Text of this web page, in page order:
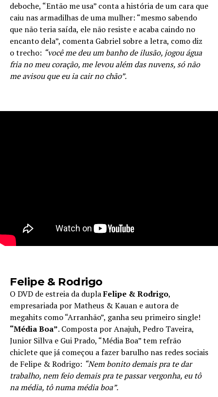
deboche, “Então me usa” conta a história de um cara que
caiu nas armadilhas de uma mulher: “mesmo sabendo
que não teria saída, ele não resiste e acaba caindo no
encanto dela”, comenta Gabriel sobre a letra, como diz
o trecho: “você me deu um banho de ilusão, jogou água
fria no meu coração, me levou além das nuvens, só não
me avisou que eu ia cair no chão”.
Felipe & Rodrigo
O DVD de estreia da duplaFelipe & Rodrigo,
empresariada por Matheus & Kauan e autora de
megahits como “Arranhão”, ganha seu primeiro single!
“Média Boa”. Composta por Anajuh, Pedro Taveira,
Junior Sillva e Gui Prado, “Média Boa” tem refrão
chiclete que já começou a fazer barulho nas redes sociais
de Felipe & Rodrigo: “Nem bonito demais pra te dar
trabalho, nem feio demais pra te passar vergonha, eu tô
na média, tô numa média boa”.